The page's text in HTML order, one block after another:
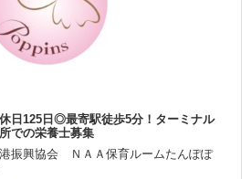
日125日◎最寄駅徒歩5分！ターミナル
での栄養士募集
振興協会 ＮＡＡ保育ルームたんぽぽ